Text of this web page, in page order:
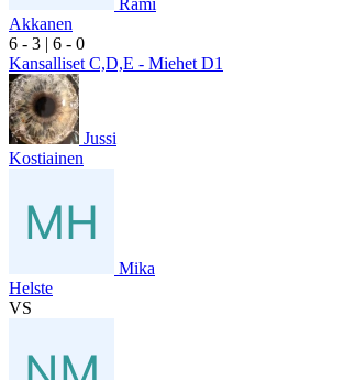
Akkanen
6 - 3 | 6 - 0
Kansalliset C,D,E - Miehet D1
Jussi
Kostiainen
Mika
Helste
VS